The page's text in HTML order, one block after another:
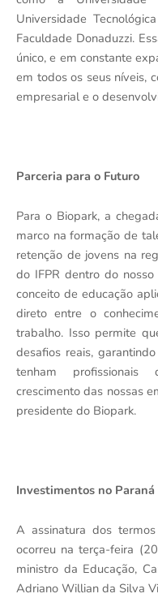
Universidade
Faculdade Donaduzzi.
único, e em constante
em todos os seus níveis,
empresarial e o
Parceria para o Futuro
Para o Biopark, a
marco na formação de
retenção de jovens na
do IFPR dentro do
conceito de educação
direto entre o
trabalho. Isso permite
desafios reais,
tenham
crescimento das nossas
presidente do Biopark.
Investimentos no Paraná
A assinatura dos
ocorreu na terça-feira
ministro da Educação,
Adriano Willian da Silva